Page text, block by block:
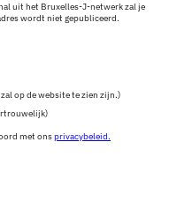
uit het Bruxelles-J-netwerk zal je
wordt niet gepubliceerd.
zal op de website te zien zijn.)
met onsprivacybeleid.